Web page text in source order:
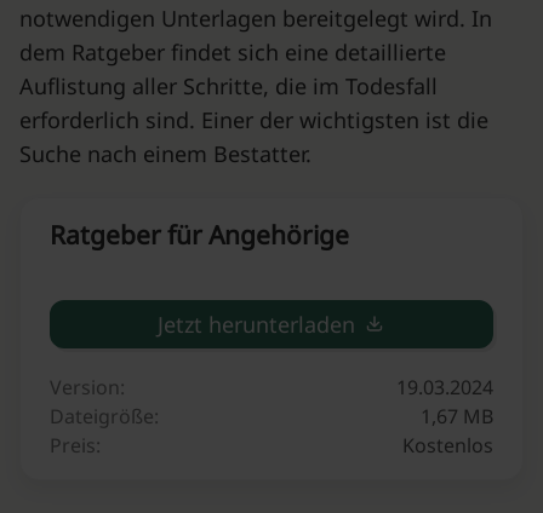
notwendigen Unterlagen bereitgelegt wird. In
dem Ratgeber findet sich eine detaillierte
Auflistung aller Schritte, die im Todesfall
erforderlich sind. Einer der wichtigsten ist die
Suche nach einem Bestatter.
Ratgeber für Angehörige
Jetzt herunterladen
Version:
19.03.2024
Dateigröße:
1,67 MB
Preis:
Kostenlos